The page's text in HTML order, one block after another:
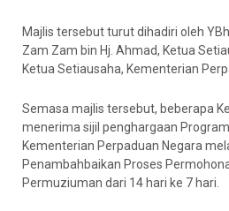
Majlis tersebut turut dihadiri oleh
Zam Zam bin Hj. Ahmad, Ketua
Ketua Setiausaha, Kementerian
Semasa majlis tersebut, beberapa
menerima sijil penghargaan
Kementerian Perpaduan Negara
Penambahbaikan Proses
Permuziuman dari 14 hari ke 7 hari.